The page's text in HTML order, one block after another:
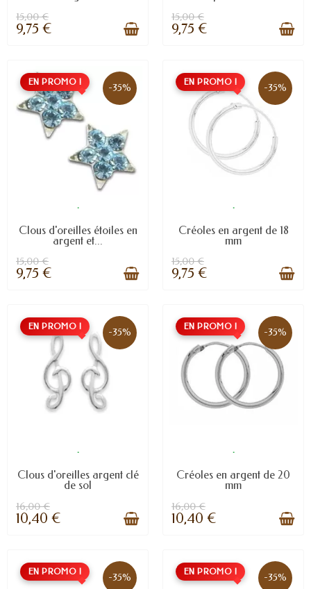
15,00 €
9,75 €
15,00 €
9,75 €
EN PROMO ! -35%
.
Clous d'oreilles étoiles en
argent et...
15,00 €
9,75 €
EN PROMO ! -35%
.
Créoles en argent de 18
mm
15,00 €
9,75 €
EN PROMO ! -35%
.
Clous d'oreilles argent clé
de sol
16,00 €
10,40 €
EN PROMO ! -35%
.
Créoles en argent de 20
mm
16,00 €
10,40 €
EN PROMO ! -35% EN PROMO ! -35%